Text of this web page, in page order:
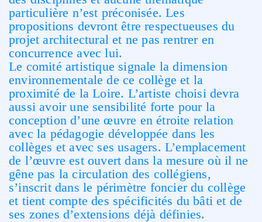
particulière n’est préconisée. Les
propositions devront être respectueuses du
projet architectural et ne pas rentrer en
concurrence avec lui.
Le comité artistique signale la dimension
environnementale de ce collège et la
proximité de la Loire. L’artiste choisi devra
aussi avoir une sensibilité forte pour la
conception d’une œuvre en étroite relation
avec la pédagogie développée dans les
collèges et avec ses usagers. L’emplacement
de l’œuvre est ouvert dans la mesure où il ne
gêne pas la circulation des collégiens,
s’inscrit dans le périmètre foncier du collège
et tient compte des spécificités du bâti et de
ses zones d’extensions déjà définies.